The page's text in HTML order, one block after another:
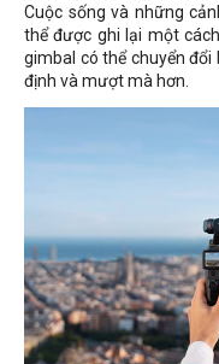
Cuộc sống và những
thể được ghi lại một
gimbal có thể chuyển đổi
định và mượt mà hơn.